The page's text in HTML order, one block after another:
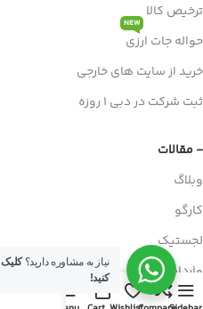
ترخیص کالا
حواله جات ارزی
NEW
خرید از سایت های خارجی
ثبت شرکت در دبی 1 روزه
- مقالات
وبلاگ
کارگو
لجستیک
واردات
صادرات
نیاز به مشاوره دارید؟کلیک
کنید!